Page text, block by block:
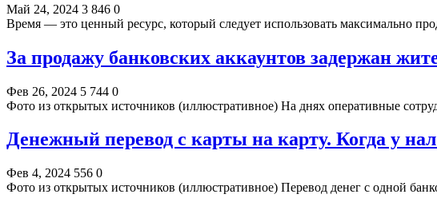
Май 24, 2024 3 846 0
Время — это ценный ресурс, который следует использовать максимально
За продажу банковских аккаунтов задержан
Фев 26, 2024 5 744 0
Фото из открытых источников (иллюстративное) На днях оперативные
Денежный перевод с карты на карту. Когда у
Фев 4, 2024 556 0
Фото из открытых источников (иллюстративное) Перевод денег с одной